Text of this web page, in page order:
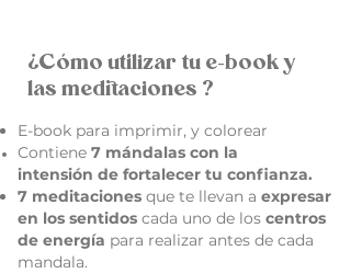
¿Cómo utilizar tu e-book y
las meditaciones ?
E-book para imprimir, y colorear
Contiene 7 mándalas con la
intensión de fortalecer tu confianza.
7 meditaciones que te llevan a expresar
en los sentidos cada uno de los centros
de energía para realizar antes de cada
mandala.